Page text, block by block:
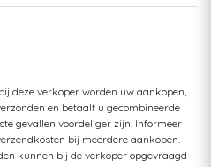
deze verkoper worden uw aankopen,
en betaalt u gecombineerde
gevallen voordeliger zijn. Informeer
bij meerdere aankopen.
kunnen bij de verkoper opgevraagd